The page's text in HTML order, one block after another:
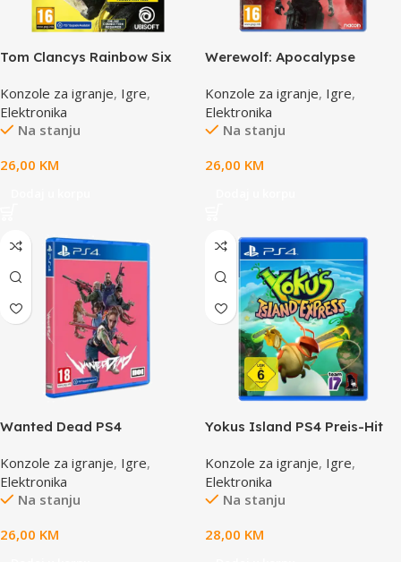
Tom Clancys Rainbow Six
Edition
Konzole za igranje, Igre,
Elektronika
Na stanju
26,00 KM
Werewolf: Apocalypse
Konzole za igranje, Igre,
Elektronika
Na stanju
26,00 KM
Wanted Dead PS4
Konzole za igranje, Igre,
Elektronika
Na stanju
26,00 KM
Yokus Island PS4 Preis-Hit
Konzole za igranje, Igre,
Elektronika
Na stanju
28,00 KM